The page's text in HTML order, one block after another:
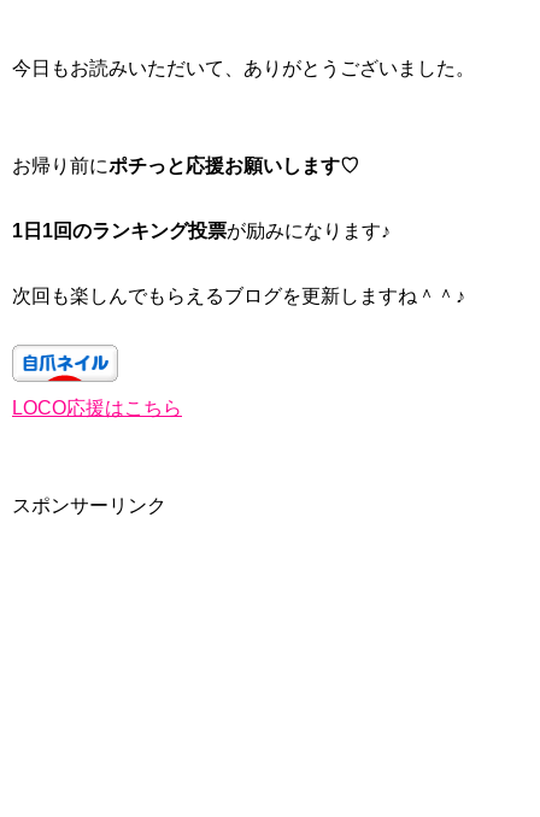
今日もお読みいただいて、ありがとうございました。
お帰り前にポチっと応援お願いします♡
1日1回のランキング投票が励みになります♪
次回も楽しんでもらえるブログを更新しますね＾＾♪
LOCO応援はこちら
スポンサーリンク